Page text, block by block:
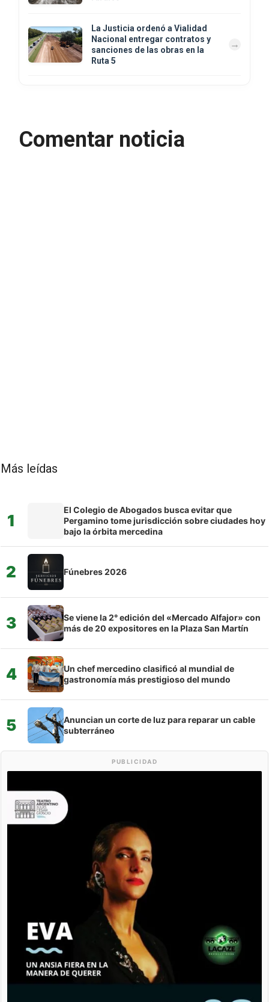
La Justicia ordenó a Vialidad
Nacional entregar contratos y
sanciones de las obras en la
Ruta 5
Comentar noticia
Más leídas
1
El Colegio de Abogados busca evitar que
Pergamino tome jurisdicción sobre ciudades hoy
bajo la órbita mercedina
2 Fúnebres 2026
3
Se viene la 2° edición del «Mercado Alfajor» con
más de 20 expositores en la Plaza San Martín
4
Un chef mercedino clasificó al mundial de
gastronomía más prestigioso del mundo
5
Anuncian un corte de luz para reparar un cable
subterráneo
PUBLICIDAD